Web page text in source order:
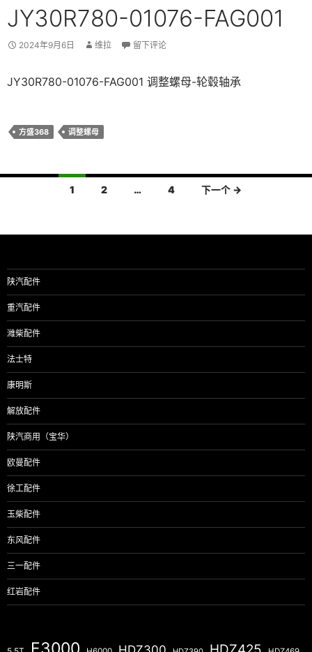
JY30R780-01076-FAG001
2024年9月6日 维拉 留下评论
JY30R780-01076-FAG001 调整螺母-轮毂轴承
方盛368 调整螺母
导
1 2 … 4 下一个 →
陕汽配件
重汽配件
潍柴配件
法士特
康明斯
解放配件
陕汽商用（宝华）
欧曼配件
徐工配件
玉柴配件
东风配件
三一配件
红岩配件